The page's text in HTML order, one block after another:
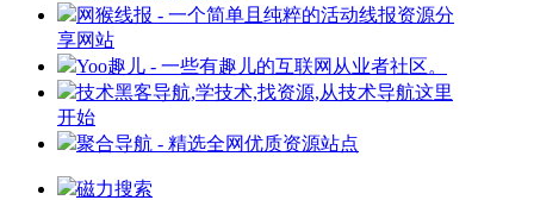
网猴线报 - 一个简单且纯粹的活动线报资源分
享网站
Yoo趣儿 - 一些有趣儿的互联网从业者社区。
技术黑客导航,学技术,找资源,从技术导航这里
开始
聚合导航 - 精选全网优质资源站点
磁力搜索